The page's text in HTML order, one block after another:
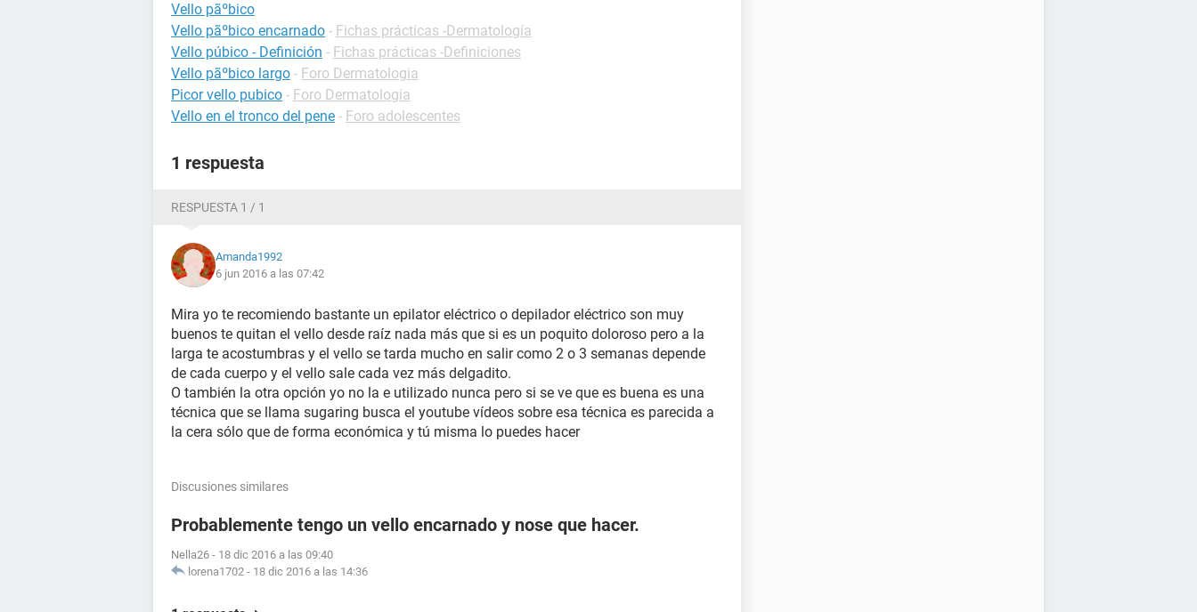
Vello pãºbico
Vello pãºbico encarnado - Fichas prácticas -Dermatología
Vello púbico - Definición - Fichas prácticas -Definiciones
Vello pãºbico largo - Foro Dermatologia
Picor vello pubico - Foro Dermatologia
Vello en el tronco del pene - Foro adolescentes
1 respuesta
RESPUESTA 1 / 1
Amanda1992
6 jun 2016 a las 07:42
Mira yo te recomiendo bastante un epilator eléctrico o depilador eléctrico son muy
buenos te quitan el vello desde raíz nada más que si es un poquito doloroso pero a la
larga te acostumbras y el vello se tarda mucho en salir como 2 o 3 semanas depende
de cada cuerpo y el vello sale cada vez más delgadito.
O también la otra opción yo no la e utilizado nunca pero si se ve que es buena es una
técnica que se llama sugaring busca el youtube vídeos sobre esa técnica es parecida a
la cera sólo que de forma económica y tú misma lo puedes hacer
Discusiones similares
Probablemente tengo un vello encarnado y nose que hacer.
Nella26 - 18 dic 2016 a las 09:40
lorena1702 - 18 dic 2016 a las 14:36